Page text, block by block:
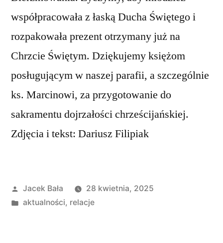
współpracowała z łaską Ducha Świętego i
rozpakowała prezent otrzymany już na
Chrzcie Świętym. Dziękujemy księżom
posługującym w naszej parafii, a szczególnie
ks. Marcinowi, za przygotowanie do
sakramentu dojrzałości chrześcijańskiej.
Zdjęcia i tekst: Dariusz Filipiak
Opublikowane
przez
Jacek Bała
28 kwietnia, 2025
Opublikowano
aktualności, relacje